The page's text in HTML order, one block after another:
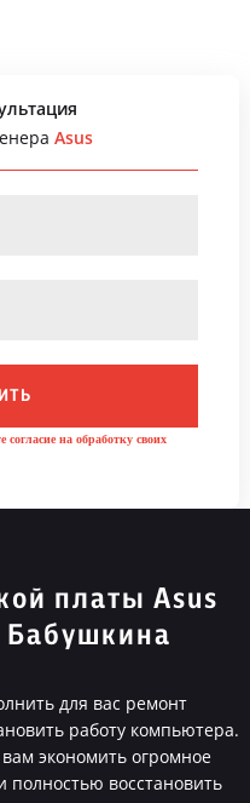
Asus
на обработку своих
платы Asus
Бабушкина
для вас ремонт
работу компьютера.
экономить огромное
полностью восстановить